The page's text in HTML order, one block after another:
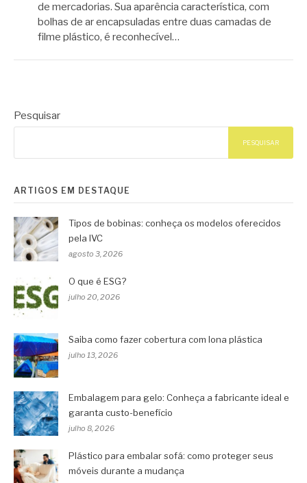
de mercadorias. Sua aparência característica, com
bolhas de ar encapsuladas entre duas camadas de
filme plástico, é reconhecível…
Pesquisar
PESQUISAR
ARTIGOS EM DESTAQUE
Tipos de bobinas: conheça os modelos oferecidos
pela IVC
agosto 3, 2026
O que é ESG?
julho 20, 2026
Saiba como fazer cobertura com lona plástica
julho 13, 2026
Embalagem para gelo: Conheça a fabricante ideal e
garanta custo-benefício
julho 8, 2026
Plástico para embalar sofá: como proteger seus
móveis durante a mudança